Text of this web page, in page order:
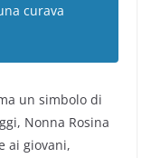
curava
un simbolo di
Nonna Rosina
ai giovani,